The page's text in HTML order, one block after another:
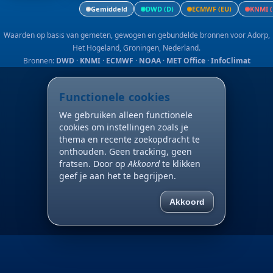
Gemiddeld DWD (D) ECMWF (EU) KNMI
Waarden op basis van gemeten, gewogen en gebundelde bronnen voor Adorp,
Het Hogeland, Groningen, Nederland.
Bronnen: DWD· KNMI· ECMWF · NOAA· MET Office·InfoClimat
Functionele cookies
We gebruiken alleen functionele
cookies om instellingen zoals je
thema en recente zoekopdracht te
onthouden. Geen tracking, geen
fratsen. Door opAkkoordte klikken
geef je aan het te begrijpen.
Akkoord